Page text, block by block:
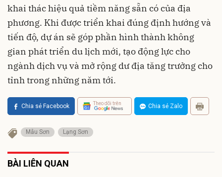
khai thác hiệu quả tiềm năng sẵn có của địa
phương. Khi được triển khai đúng định hướng và
tiến độ, dự án sẽ góp phần hình thành không
gian phát triển du lịch mới, tạo động lực cho
ngành dịch vụ và mở rộng dư địa tăng trưởng cho
tỉnh trong những năm tới.
Chia sẻ Facebook Theo dõi trên Chia sẻ Zalo
Mẫu Sơn Lạng Sơn
BÀI LIÊN QUAN